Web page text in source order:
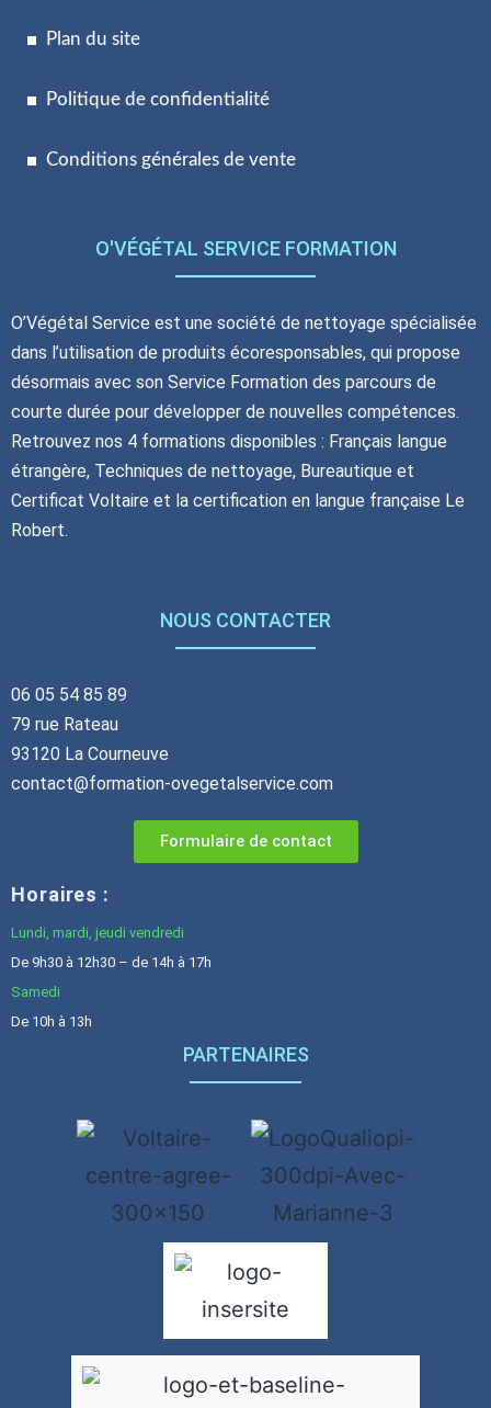
Plan du site
Politique de confidentialité
Conditions générales de vente
O'VÉGÉTAL SERVICE FORMATION
O’Végétal Service est une société de nettoyage spécialisée
dans l’utilisation de produits écoresponsables, qui propose
désormais avec son Service Formation des parcours de
courte durée pour développer de nouvelles compétences.
Retrouvez nos 4 formations disponibles : Français langue
étrangère, Techniques de nettoyage, Bureautique et
Certificat Voltaire et la certification en langue française Le
Robert.
NOUS CONTACTER
06 05 54 85 89
79 rue Rateau
93120 La Courneuve
contact@formation-ovegetalservice.com
Formulaire de contact
Horaires :
Lundi, mardi, jeudi vendredi
De 9h30 à 12h30 – de 14h à 17h
Samedi
De 10h à 13h
PARTENAIRES